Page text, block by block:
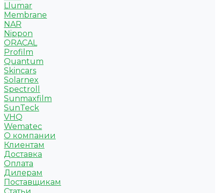
Llumar
Membrane
NAR
Nippon
ORACAL
Profilm
Quantum
Skincars
Solarnex
Spectroll
Sunmaxfilm
SunTeck
VHQ
Wematec
О компании
Клиентам
Доставка
Оплата
Дилерам
Поставщикам